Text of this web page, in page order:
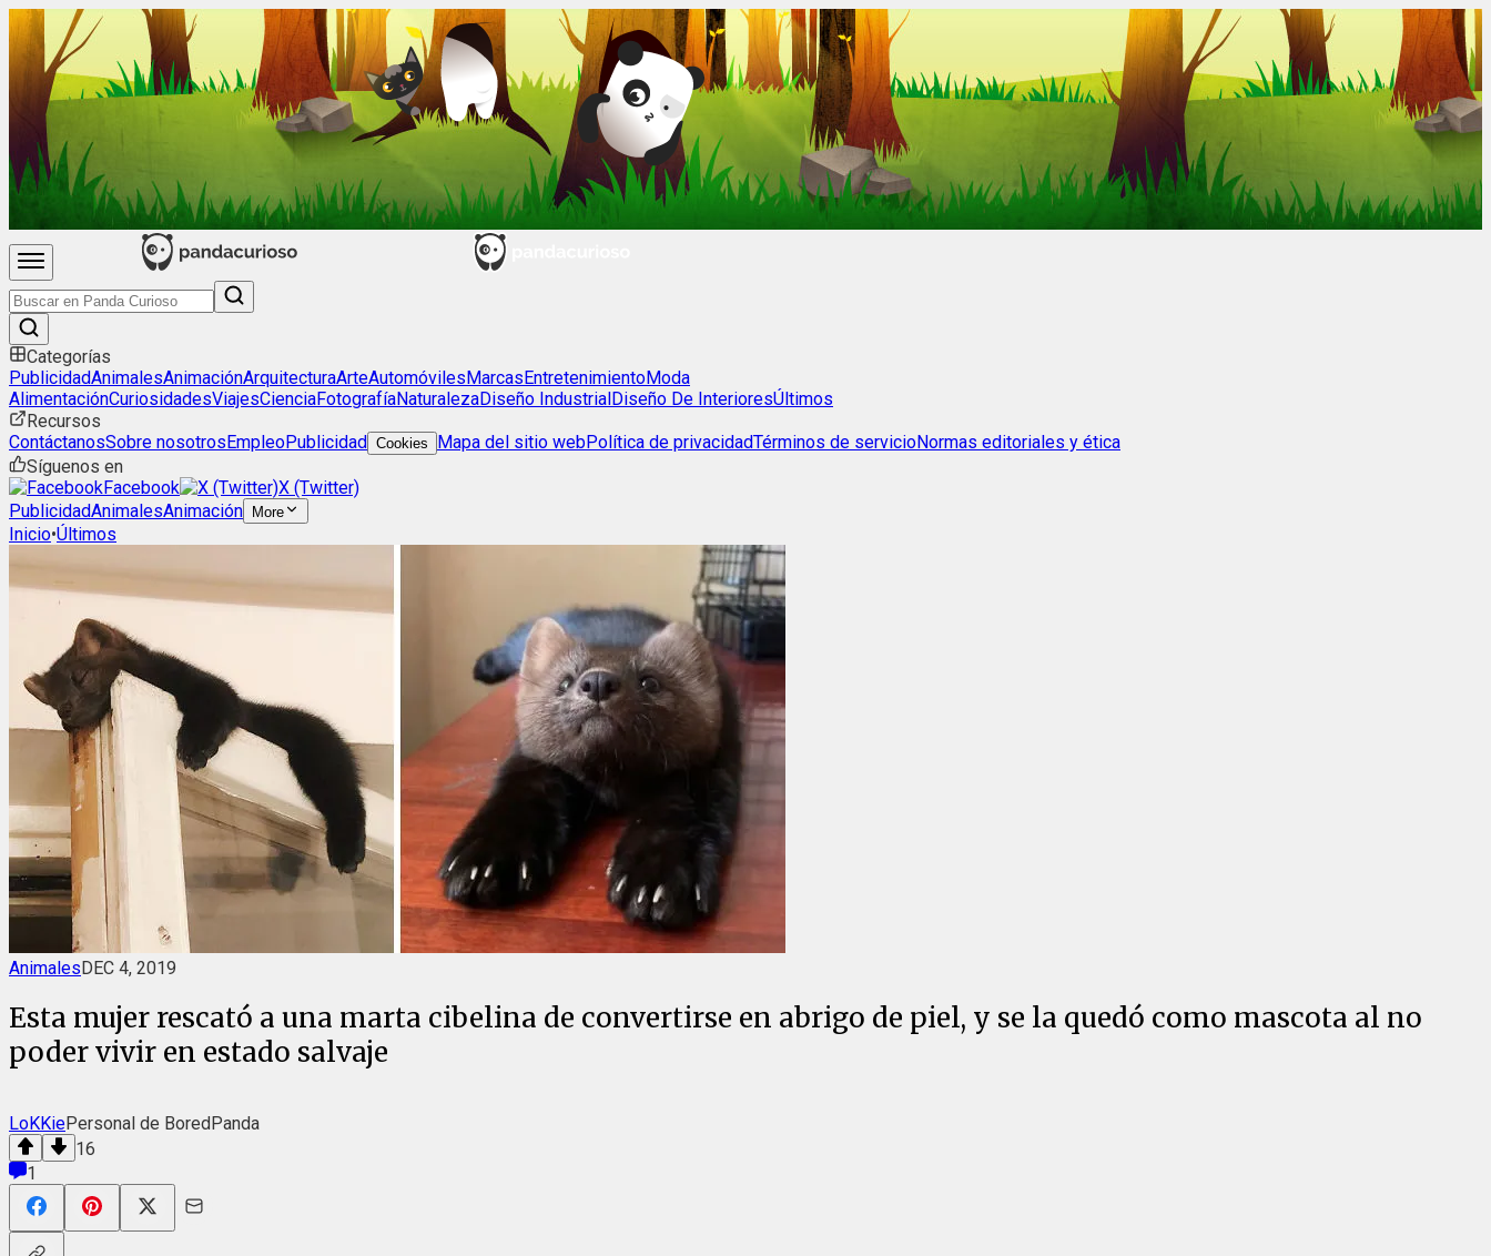
Categorías
PublicidadAnimalesAnimaciónArquitecturaArteAutomóvilesMarcasEntretenimientoModa
AlimentaciónCuriosidadesViajesCienciaFotografíaNaturalezaDiseño IndustrialDiseño De InterioresÚltimos
Recursos
ContáctanosSobre nosotrosEmpleoPublicidad Cookies Mapa del sitio webPolítica de privacidadTérminos de servicioNormas editoriales y ética
Síguenos en
Facebook
X (Twitter)
PublicidadAnimalesAnimación More
Inicio•Últimos
AnimalesDEC 4, 2019
Esta mujer rescató a una marta cibelina de convertirse en abrigo de piel, y se la quedó como mascota al no
poder vivir en estado salvaje
LoKKiePersonal de BoredPanda
16
1